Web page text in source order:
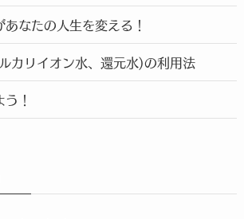
なたの人生を変える！
カリイオン水、還元水)の利用法
！